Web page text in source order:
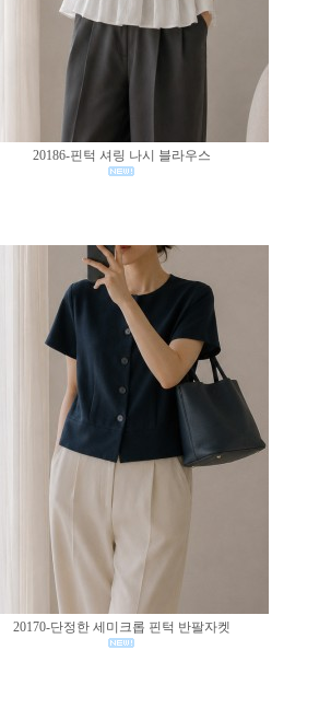
20186-핀턱 셔링 나시 블라우스
20170-단정한 세미크롭 핀턱 반팔자켓